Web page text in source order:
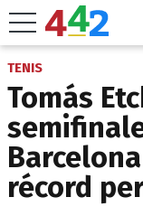
TENIS
Tomás
récord